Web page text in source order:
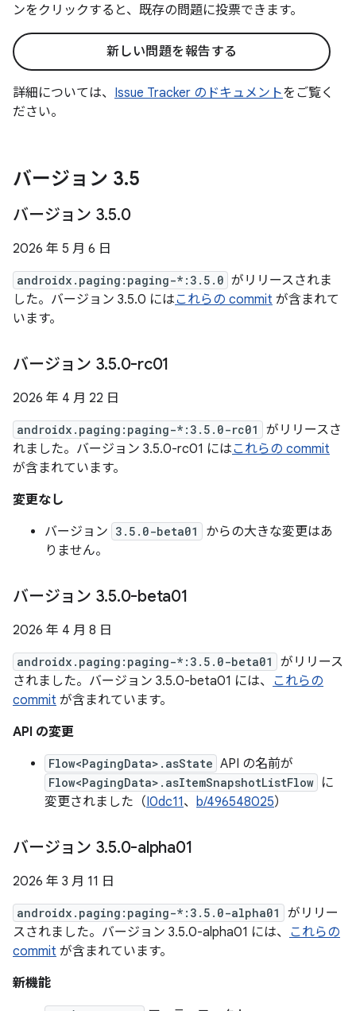
ンをクリックすると、既存の問題に投票できます。
新しい問題を報告する
詳細については、 Issue Tracker のドキュメントをご覧く
ださい。
バージョン 3.5
バージョン 3.5.0
2026 年 5 月 6 日
androidx.paging:paging-*:3.5.0 がリリースされま
した。バージョン 3.5.0 にはこれらの commit が含まれて
います。
バージョン 3.5.0-rc01
2026 年 4 月 22 日
androidx.paging:paging-*:3.5.0-rc01
がリリースさ
れました。バージョン 3.5.0-rc01 にはこれらの commit
が含まれています。
変更なし
バージョン 3.5.0-beta01
からの大きな変更はあ
りません。
バージョン 3.5.0-beta01
2026 年 4 月 8 日
androidx.paging:paging-*:3.5.0-beta01
がリリース
されました。バージョン 3.5.0-beta01 には、 これらの
commit が含まれています。
API の変更
Flow<PagingData>.asState API の名前が
Flow<PagingData>.asItemSnapshotListFlow に
変更されました（I0dc11、 b/496548025）
バージョン 3.5.0-alpha01
2026 年 3 月 11 日
androidx.paging:paging-*:3.5.0-alpha01
がリリー
スされました。バージョン 3.5.0-alpha01 には、 これらの
commit が含まれています。
新機能